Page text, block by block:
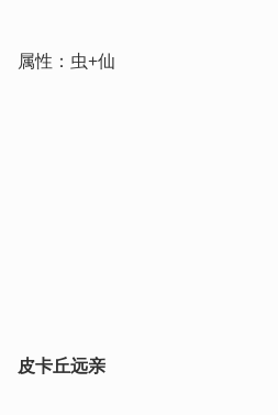
属性：虫+仙
皮卡丘远亲